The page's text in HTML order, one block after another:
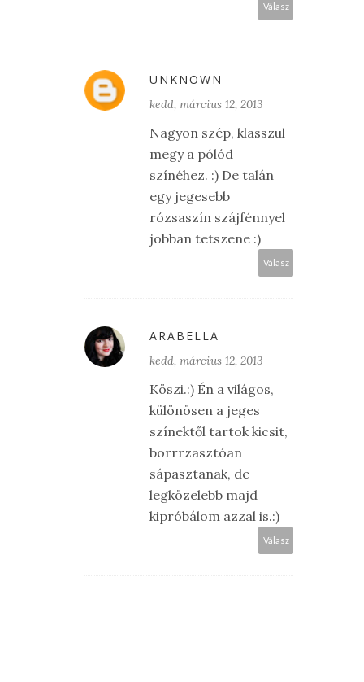
Válasz
UNKNOWN
kedd, március 12, 2013
Nagyon szép, klasszul
megy a pólód
színéhez. :) De talán
egy jegesebb
rózsaszín szájfénnyel
jobban tetszene :)
Válasz
ARABELLA
kedd, március 12, 2013
Köszi.:) Én a világos,
különösen a jeges
színektől tartok kicsit,
borrrzasztóan
sápasztanak, de
legközelebb majd
kipróbálom azzal is.:)
Válasz